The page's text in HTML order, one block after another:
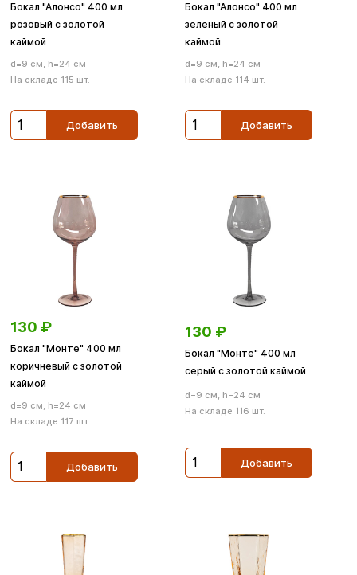
Бокал "Алонсо" 400 мл
розовый с золотой
каймой
d=9 см, h=24 см
На складе 115 шт.
Добавить
Бокал "Алонсо" 400 мл
зеленый с золотой
каймой
d=9 см, h=24 см
На складе 114 шт.
Добавить
130 ₽
Бокал "Монте" 400 мл
коричневый с золотой
каймой
d=9 см, h=24 см
На складе 117 шт.
Добавить
130 ₽
Бокал "Монте" 400 мл
серый с золотой каймой
d=9 см, h=24 см
На складе 116 шт.
Добавить